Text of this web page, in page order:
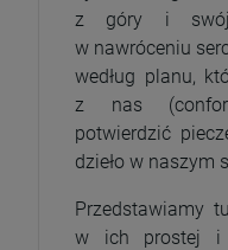
z góry i swój
w nawróceniu
według planu,
z nas
potwierdzić
dzieło w naszym
Przedstawiamy
w ich prostej i